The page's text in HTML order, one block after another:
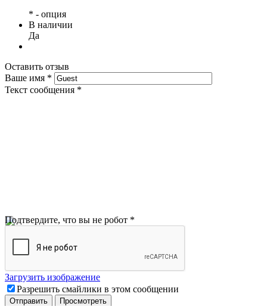
* - опция
В наличии
Да
Оставить отзыв
Ваше имя *
Текст сообщения *
Подтвердите, что вы не робот *
Загрузить изображение
Разрешить смайлики в этом сообщении